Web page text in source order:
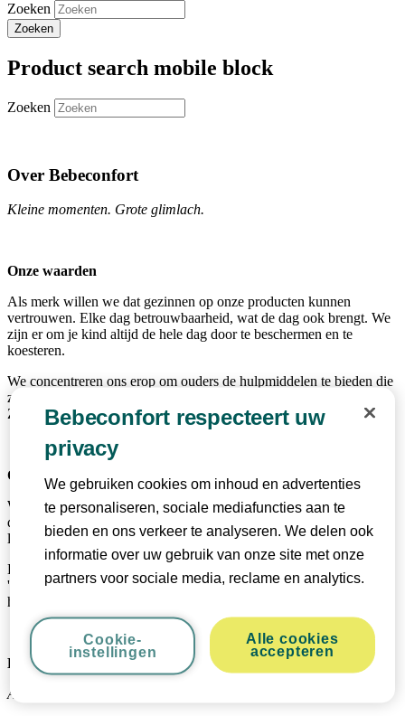
Zoeken
Product search mobile block
Zoeken
Over Bebeconfort
Kleine momenten. Grote glimlach.
Onze waarden
Als merk willen we dat gezinnen op onze producten kunnen
vertrouwen. Elke dag betrouwbaarheid, wat de dag ook brengt. We
zijn er om je kind altijd de hele dag door te beschermen en te
koesteren.
We concentreren ons erop om ouders de hulpmiddelen te bieden die
ze nodig hebben, zonder hen lastig te vallen met onnodig jargon.
Zodat ze altijd gereed zijn voor speeltijd.
Onze missie
We zijn er om gezinnen te helpen om elk moment dat samen wordt
doorgebracht zo leuk mogelijk te maken. Wij vinden dat gezinstijd
leuk moet zijn.
Daarom bieden we een breed scala aan betrouwbare producten die
'gewoon werken', zodat gezinnen eenvoudig kunnen genieten van
het leven met al zijn leuke kleine dagelijkse verrassingen.
Het verhaal van ons merk
Als gezin telt elk moment samen.
Bebeconfort respecteert uw
privacy
We gebruiken cookies om inhoud en advertenties
te personaliseren, sociale mediafuncties aan te
bieden en ons verkeer te analyseren. We delen ook
informatie over uw gebruik van onze site met onze
partners voor sociale media, reclame en analytics.
Alle cookies
accepteren
Cookie-
instellingen